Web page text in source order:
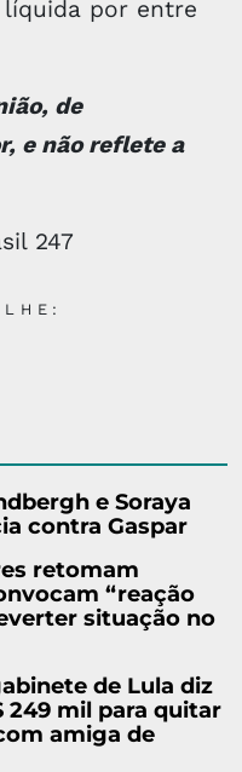
por entre
de
e não reflete a
247
e Soraya
contra Gaspar
retomam
“reação
situação no
de Lula diz
249 mil para quitar
amiga de